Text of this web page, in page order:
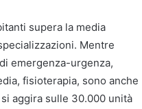
supera la media
Mentre
emergenza-urgenza,
fisioterapia, sono anche
aggira sulle 30.000 unità